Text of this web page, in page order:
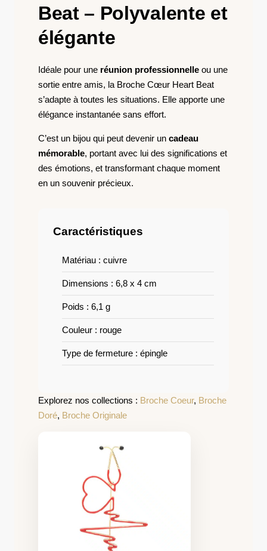
Beat – Polyvalente et
élégante
Idéale pour une réunion professionnelle ou une
sortie entre amis, la Broche Cœur Heart Beat
s’adapte à toutes les situations. Elle apporte une
élégance instantanée sans effort.
C’est un bijou qui peut devenir un cadeau
mémorable, portant avec lui des significations et
des émotions, et transformant chaque moment
en un souvenir précieux.
Caractéristiques
Matériau : cuivre
Dimensions : 6,8 x 4 cm
Poids : 6,1 g
Couleur : rouge
Type de fermeture : épingle
Explorez nos collections : Broche Coeur, Broche
Doré, Broche Originale